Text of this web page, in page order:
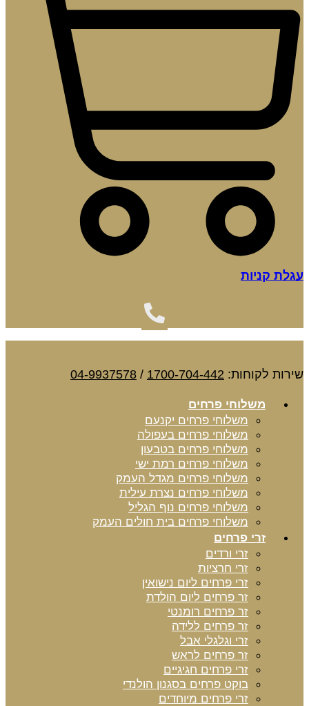
עגלת קניות
שירות לקוחות: 1700-704-442
/
04-9937578
משלוחי פרחים
משלוחי פרחים יקנעם
משלוחי פרחים בעפולה
משלוחי פרחים בטבעון
משלוחי פרחים רמת ישי
משלוחי פרחים מגדל העמק
משלוחי פרחים נצרת עילית
משלוחי פרחים נוף הגליל
משלוחי פרחים בית חולים העמק
זרי פרחים
זרי ורדים
זרי חרציות
זרי פרחים ליום נישואין
זר פרחים ליום הולדת
זר פרחים רומנטי
זר פרחים ללידה
זרי וגלגלי אבל
זר פרחים לראש
זרי פרחים חגיגיים
בוקט פרחים בסגנון הולנדי
זרי פרחים מיוחדים